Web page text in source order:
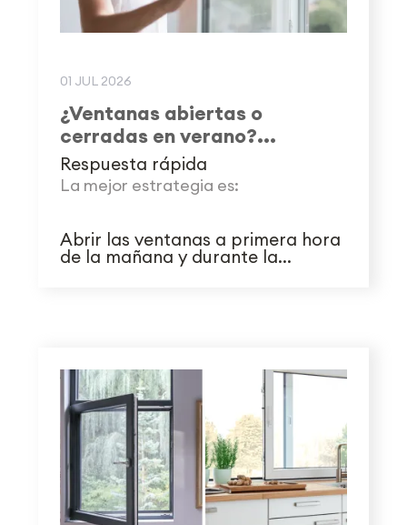
01 JUL 2026
¿Ventanas abiertas o
cerradas en verano?...
Respuesta rápida
La mejor estrategia es:
Abrir las ventanas a primera hora
de la mañana y durante la...